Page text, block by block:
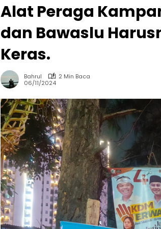
Alat Peraga
dan Bawaslu
Keras.
Bahrul
2 Min Baca
06/11/2024